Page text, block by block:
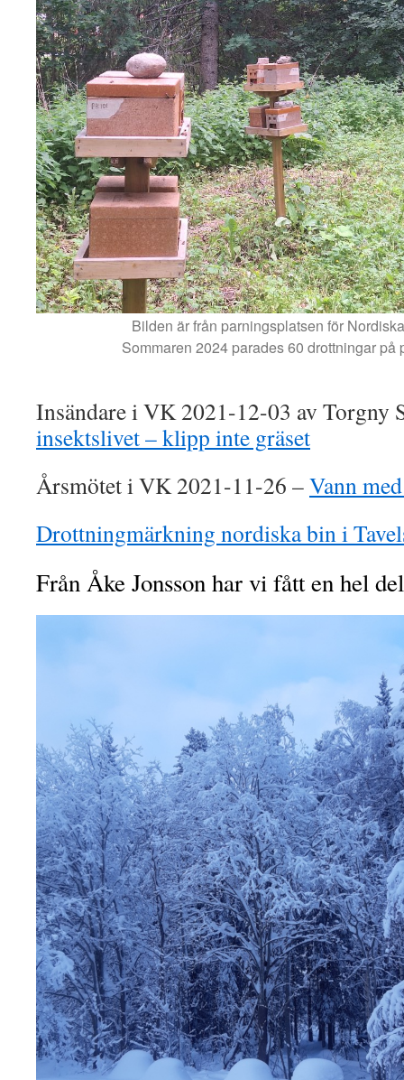
Bilden är från parningsplatsen för
Sommaren 2024 parades 60 drottningar på
Insändare i VK 2021-12-03 av Torgny
insektslivet – klipp inte gräset
Årsmötet i VK 2021-11-26 –Vann
Drottningmärkning nordiska bin i
Från Åke Jonsson har vi fått en hel